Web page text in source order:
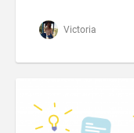
Victoria